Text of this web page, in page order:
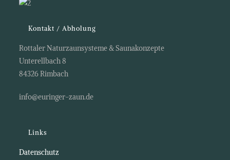
Kontakt / Abholung
Rottaler Naturzaunsysteme & Saunakonzepte
Unterellbach 8
84326 Rimbach
info@euringer-zaun.de
Links
Datenschutz